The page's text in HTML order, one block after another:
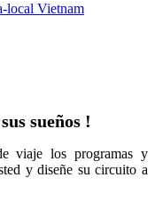
Vietnam
sueños !
viaje los programas y
y diseñe su circuito a